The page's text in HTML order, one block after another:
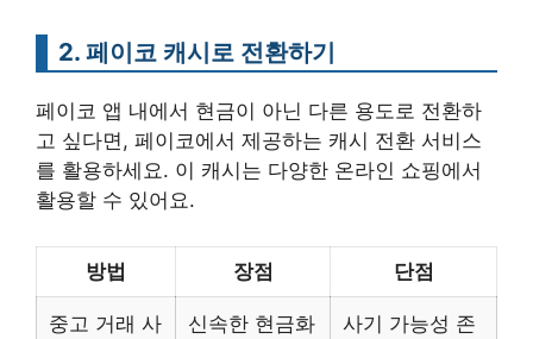
2. 페이코 캐시로 전환하기
페이코 앱 내에서 현금이 아닌 다른 용도로 전환하
고 싶다면, 페이코에서 제공하는 캐시 전환 서비스
를 활용하세요. 이 캐시는 다양한 온라인 쇼핑에서
활용할 수 있어요.
방법 장점 단점
중고 거래 사
신속한 현금화
사기 가능성 존